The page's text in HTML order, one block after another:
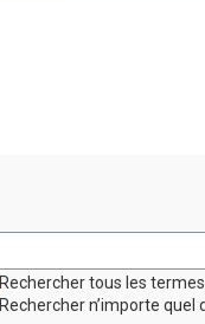
Rechercher tous les
Rechercher n’importe quel